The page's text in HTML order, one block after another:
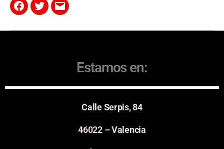
Estamos en:
Calle Serpis, 84
46022 – Valencia